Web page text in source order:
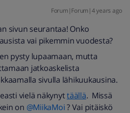
Forum|Forum|4 years ago
sivun seurantaa! Onko
vai pikemmin vuodesta?
pysty lupaamaan, mutta
jatkoaskelista
sivulla lähikuukausina.
vielä näkynyttäällä. Missä
on @MiikaMoi? Vai pitäiskö